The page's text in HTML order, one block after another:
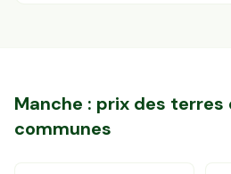
Manche : prix des terres
communes